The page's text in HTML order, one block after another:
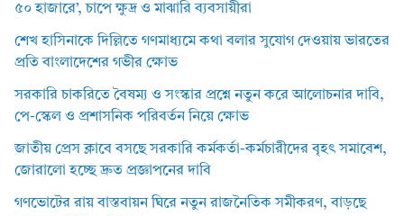
৫০ হাজারে’, চাপে ক্ষুদ্র ও মাঝারি ব্যবসায়ীরা
শেখ হাসিনাকে দিল্লিতে গণমাধ্যমে কথা বলার সুযোগ দেওয়ায় ভারতের
প্রতি বাংলাদেশের গভীর ক্ষোভ
সরকারি চাকরিতে বৈষম্য ও সংস্কার প্রশ্নে নতুন করে আলোচনার দাবি,
পে-স্কেল ও প্রশাসনিক পরিবর্তন নিয়ে ক্ষোভ
জাতীয় প্রেস ক্লাবে বসছে সরকারি কর্মকর্তা-কর্মচারীদের বৃহৎ সমাবেশ,
জোরালো হচ্ছে দ্রুত প্রজ্ঞাপনের দাবি
গণভোটের রায় বাস্তবায়ন ঘিরে নতুন রাজনৈতিক সমীকরণ, বাড়ছে